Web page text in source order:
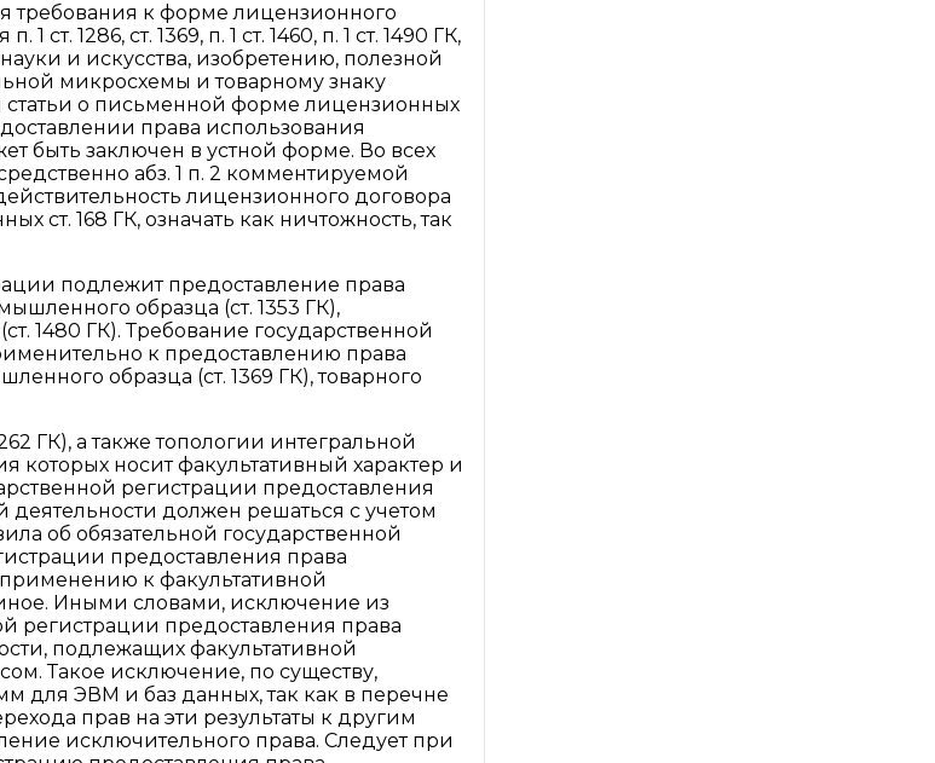
требования к форме лицензионного
1286, ст. 1369, п. 1 ст. 1460, п. 1 ст. 1490 ГК,
и искусства, изобретению, полезной
микросхемы и товарному знаку
статьи о письменной форме лицензионных
права использования
быть заключен в устной форме. Во всех
абз. 1 п. 2 комментируемой
лицензионного договора
ст. 168 ГК, означать как ничтожность, так
подлежит предоставление права
образца (ст. 1353 ГК),
1480 ГК). Требование государственной
к предоставлению права
образца (ст. 1369 ГК), товарного
ГК), а также топологии интегральной
которых носит факультативный характер и
регистрации предоставления
деятельности должен решаться с учетом
об обязательной государственной
предоставления права
применению к факультативной
Иными словами, исключение из
регистрации предоставления права
подлежащих факультативной
Такое исключение, по существу,
для ЭВМ и баз данных, так как в перечне
прав на эти результаты к другим
исключительного права. Следует при